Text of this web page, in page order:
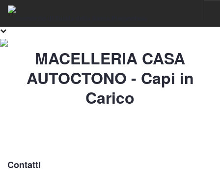
RAZZA PIEMONTESE
IL FASSONE DI RAZZA PIEMONTESE
FILIERA
MACELLERIA CASA
AUTOCTONO - Capi in
Carico
Contatti